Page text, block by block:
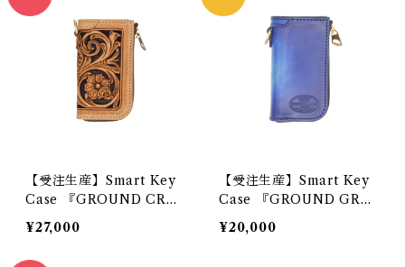
【受注生産】Smart Key
Case 『GROUND CRAF
T』
¥27,000
【受注生産】Smart Key
Case 『GROUND GRA
DATION』
¥20,000